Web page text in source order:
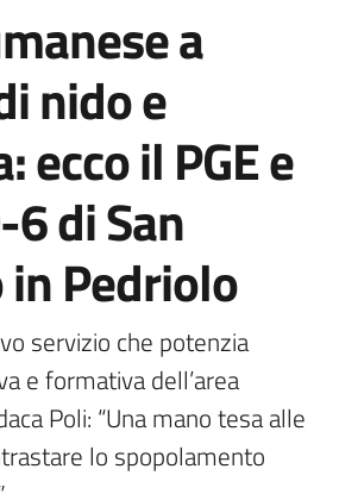
a
nido e
ecco il PGE e
di San
Pedriolo
servizio che potenzia
e formativa dell’area
Poli: “Una mano tesa alle
lo spopolamento